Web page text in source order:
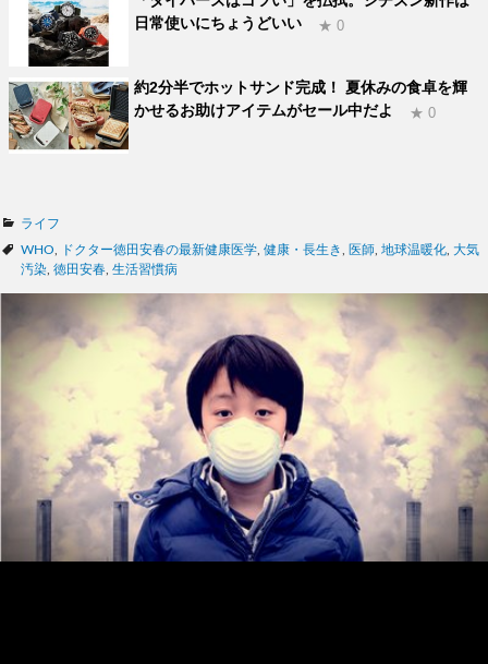
日常使いにちょうどいい
★ 0
約2分半でホットサンド完成！ 夏休みの食卓を輝
かせるお助けアイテムがセール中だよ
★ 0
カ
テ
ゴ
ライフ
タ
グ
WHO ドクター徳田安春の最新健康医学 健康・長生き 医師 地球温暖化 大気
汚染 徳田安春 生活習慣病